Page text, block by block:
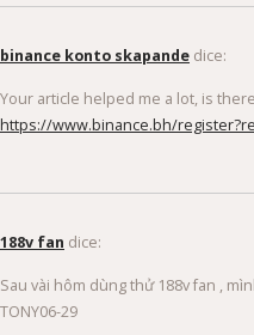
binance konto skapande dice:
Your article helped me a lot, is
https://www.binance.bh/
188v fan dice:
Sau vài hôm dùng thử 188v fan ,
TONY06-29